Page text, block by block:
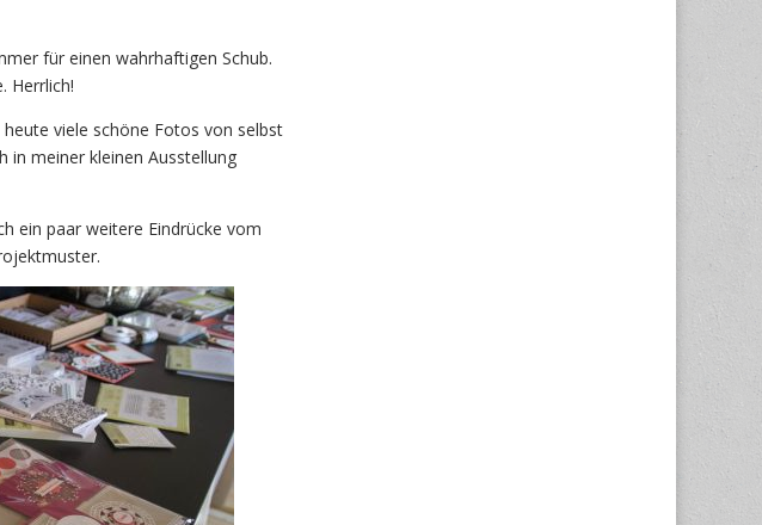
für einen wahrhaftigen Schub.
Herrlich!
viele schöne Fotos von selbst
in meiner kleinen Ausstellung
ein paar weitere Eindrücke vom